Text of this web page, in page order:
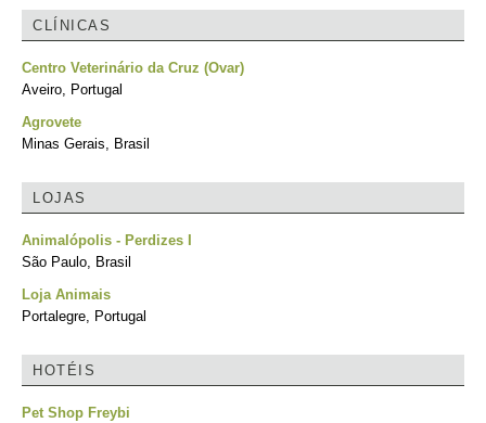
CLÍNICAS
Centro Veterinário da Cruz (Ovar)
Aveiro, Portugal
Agrovete
Minas Gerais, Brasil
LOJAS
Animalópolis - Perdizes I
São Paulo, Brasil
Loja Animais
Portalegre, Portugal
HOTÉIS
Pet Shop Freybi